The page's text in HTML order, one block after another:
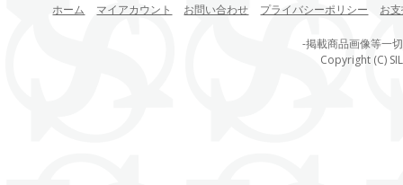
ホーム マイアカウント お問い合わせ プライバシーポリシー お
-掲載商品画像等一
Copyright (C)